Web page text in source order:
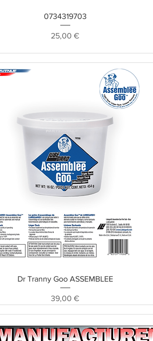
Schnellansicht
0734319703
Preis
25,00 €
Schnellansicht
Dr Tranny Goo ASSEMBLEE
Preis
39,00 €